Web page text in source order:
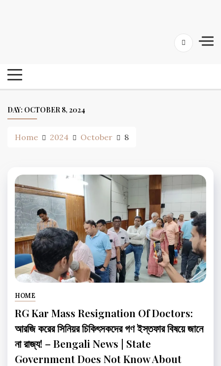
DAY: OCTOBER 8, 2024
Home 2024 October 8
HOME
RG Kar Mass Resignation Of Doctors:
আরজি করের সিনিয়র চিকিৎসকদের গণ ইস্তফার বিষয়ে জানে
না রাজ্য! – Bengali News | State
Government Does Not Know About